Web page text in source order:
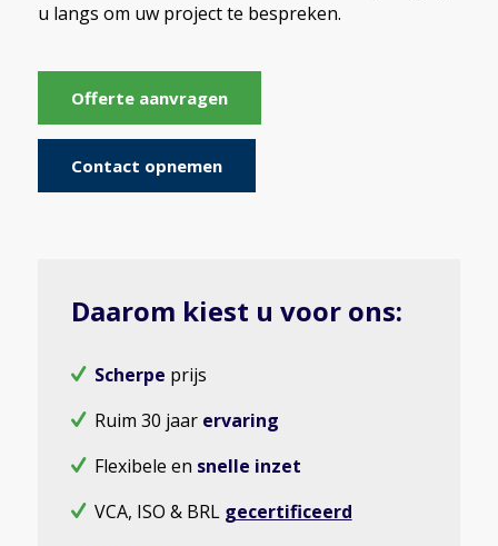
u langs om uw project te bespreken.
Offerte aanvragen
Contact opnemen
Daarom kiest u voor ons:
Scherpe prijs
Ruim 30 jaar ervaring
Flexibele en snelle inzet
VCA, ISO & BRL gecertificeerd